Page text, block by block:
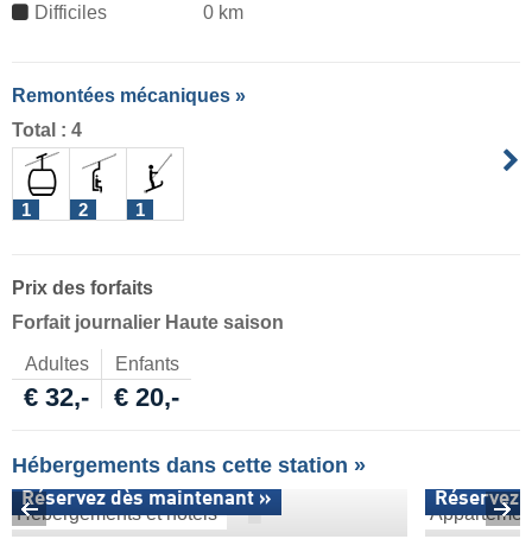
Difficiles
0 km
Remontées mécaniques »
Total : 4
1 2 1
Prix des forfaits
Forfait journalier Haute saison
Adultes Enfants
€ 32,- € 20,-
Hébergements dans cette station »
Hébergements et hôtels
Réservez dès maintenant » Réservez